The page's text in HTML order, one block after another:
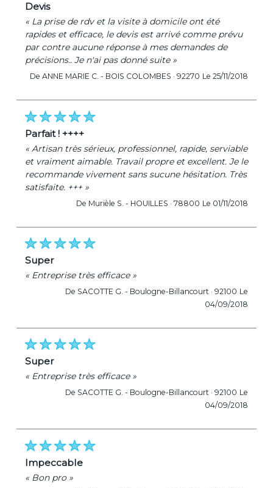
devis
« La prise de rdv et la visite à domicile ont été
rapides et efficace, le devis est arrivé comme prévu
par contre aucune réponse à mes demandes de
précisions.. Je n'ai pas donné suite »
De ANNE MARIE C. - BOIS COLOMBES · 92270 Le 25/11/2018
parfait ! ++++
« Artisan très sérieux, professionnel, rapide, serviable
et vraiment aimable. Travail propre et excellent. Je le
recommande vivement sans sucune hésitation. Très
satisfaite. +++ »
De Murièle S. - HOUILLES · 78800 Le 01/11/2018
super
« Entreprise très efficace »
De SACOTTE G. - Boulogne-Billancourt · 92100 Le
04/09/2018
super
« Entreprise très efficace »
De SACOTTE G. - Boulogne-Billancourt · 92100 Le
04/09/2018
impeccable
« Bon pro »